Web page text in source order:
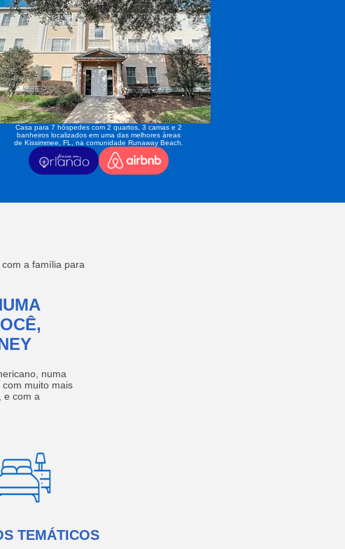
Casa para 7 hóspedes com 2 quartos, 3 camas e 2
banheiros localizados em uma das melhores áreas
de Kissimmee, FL, na comunidade Runaway Beach.
a família para
numa
muito mais
e com a
TEMÁTICOS